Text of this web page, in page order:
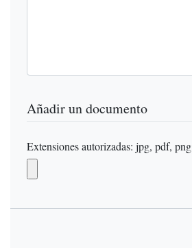
Añadir un documento
Extensiones autorizadas: jpg, pdf, png